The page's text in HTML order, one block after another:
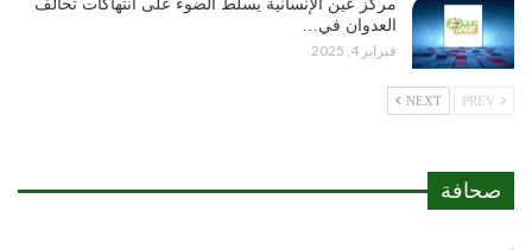
مركز عين الإنسانية يسلط الضوء على انتهاكات تحالف
العدوان في…
فبراير 4, 2025
NEXT
صحافة